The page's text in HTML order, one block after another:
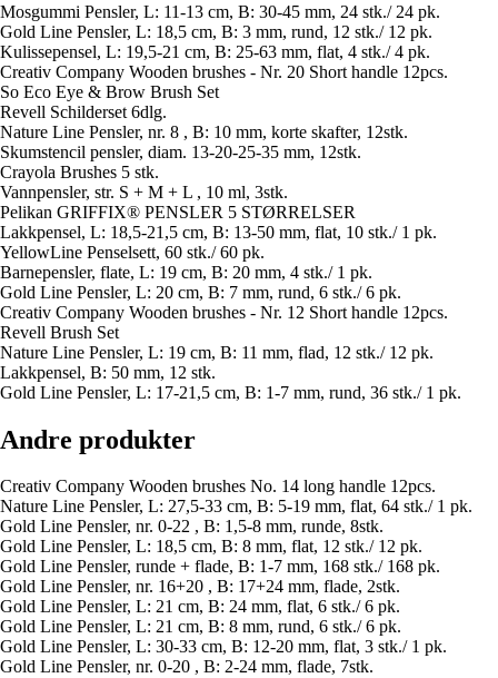
Mosgummi Pensler, L: 11-13 cm, B: 30-45 mm, 24 stk./ 24 pk.
Gold Line Pensler, L: 18,5 cm, B: 3 mm, rund, 12 stk./ 12 pk.
Kulissepensel, L: 19,5-21 cm, B: 25-63 mm, flat, 4 stk./ 4 pk.
Creativ Company Wooden brushes - Nr. 20 Short handle 12pcs.
So Eco Eye & Brow Brush Set
Revell Schilderset 6dlg.
Nature Line Pensler, nr. 8 , B: 10 mm, korte skafter, 12stk.
Skumstencil pensler, diam. 13-20-25-35 mm, 12stk.
Crayola Brushes 5 stk.
Vannpensler, str. S + M + L , 10 ml, 3stk.
Pelikan GRIFFIX® PENSLER 5 STØRRELSER
Lakkpensel, L: 18,5-21,5 cm, B: 13-50 mm, flat, 10 stk./ 1 pk.
YellowLine Penselsett, 60 stk./ 60 pk.
Barnepensler, flate, L: 19 cm, B: 20 mm, 4 stk./ 1 pk.
Gold Line Pensler, L: 20 cm, B: 7 mm, rund, 6 stk./ 6 pk.
Creativ Company Wooden brushes - Nr. 12 Short handle 12pcs.
Revell Brush Set
Nature Line Pensler, L: 19 cm, B: 11 mm, flad, 12 stk./ 12 pk.
Lakkpensel, B: 50 mm, 12 stk.
Gold Line Pensler, L: 17-21,5 cm, B: 1-7 mm, rund, 36 stk./ 1 pk.
Andre produkter
Creativ Company Wooden brushes No. 14 long handle 12pcs.
Nature Line Pensler, L: 27,5-33 cm, B: 5-19 mm, flat, 64 stk./ 1 pk.
Gold Line Pensler, nr. 0-22 , B: 1,5-8 mm, runde, 8stk.
Gold Line Pensler, L: 18,5 cm, B: 8 mm, flat, 12 stk./ 12 pk.
Gold Line Pensler, runde + flade, B: 1-7 mm, 168 stk./ 168 pk.
Gold Line Pensler, nr. 16+20 , B: 17+24 mm, flade, 2stk.
Gold Line Pensler, L: 21 cm, B: 24 mm, flat, 6 stk./ 6 pk.
Gold Line Pensler, L: 21 cm, B: 8 mm, rund, 6 stk./ 6 pk.
Gold Line Pensler, L: 30-33 cm, B: 12-20 mm, flat, 3 stk./ 1 pk.
Gold Line Pensler, nr. 0-20 , B: 2-24 mm, flade, 7stk.